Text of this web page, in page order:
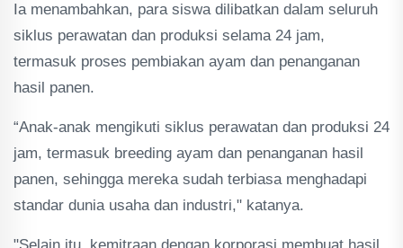
Ia menambahkan, para siswa dilibatkan dalam seluruh
siklus perawatan dan produksi selama 24 jam,
termasuk proses pembiakan ayam dan penanganan
hasil panen.
“Anak-anak mengikuti siklus perawatan dan produksi 24
jam, termasuk breeding ayam dan penanganan hasil
panen, sehingga mereka sudah terbiasa menghadapi
standar dunia usaha dan industri," katanya.